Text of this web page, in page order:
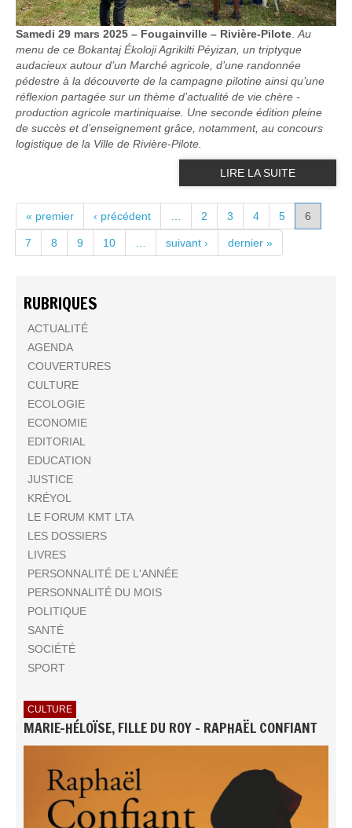
Samedi 29 mars 2025 – Fougainville – Rivière-Pilote Au
menu de ce Bokantaj Ékoloji Agrikilti Péyizan, un triptyque
audacieux autour d’un Marché agricole, d’une randonnée
pédestre à la découverte de la campagne pilotine ainsi qu’une
réflexion partagée sur un thème d’actualité de vie chère -
production agricole martiniquaise. Une seconde édition pleine
de succès et d’enseignement grâce, notamment, au concours
logistique de la Ville de Rivière-Pilote.
LIRE LA SUITE
PAGES
« premier ‹ précédent 2 3 4 5 6
7 8 9 10 suivant › dernier »
RUBRIQUES
ACTUALITÉ
AGENDA
COUVERTURES
CULTURE
ECOLOGIE
ECONOMIE
EDITORIAL
EDUCATION
JUSTICE
KRÉYOL
LE FORUM KMT LTA
LES DOSSIERS
LIVRES
PERSONNALITÉ DE L'ANNÉE
PERSONNALITÉ DU MOIS
POLITIQUE
SANTÉ
SOCIÉTÉ
SPORT
CULTURE
MARIE-HÉLOÏSE, FILLE DU ROY - RAPHAËL CONFIANT